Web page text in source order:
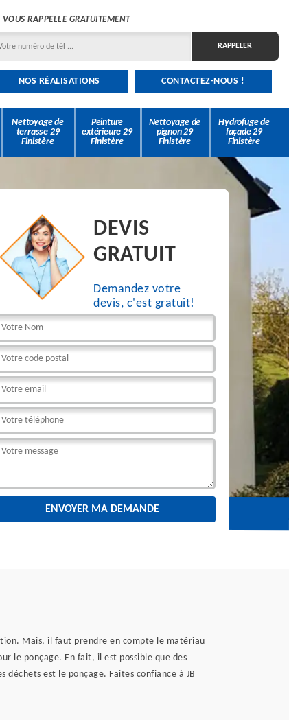
RAPPELLE GRATUITEMENT
NOS RÉALISATIONS CONTACTEZ-NOUS !
Nettoyage de
terrasse 29
Finistère
Peinture
extérieure 29
Finistère
Nettoyage de
pignon 29
Finistère
Hydrofuge de
façade 29
Finistère
DEVIS
GRATUIT
Demandez votre
devis, c'est gratuit!
Mais, il faut prendre en compte le matériau
le ponçage. En fait, il est possible que des
est le ponçage. Faites confiance à JB